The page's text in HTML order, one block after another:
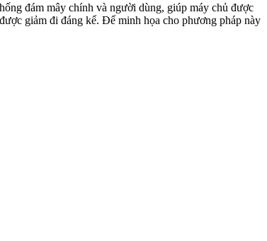
đám mây chính và người dùng, giúp máy chủ được
giảm đi đáng kể. Để minh họa cho phương pháp này